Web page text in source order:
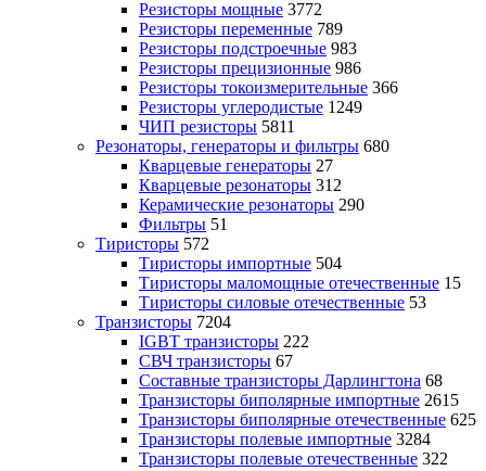
Резисторы мощные 3772
Резисторы переменные 789
Резисторы подстроечные 983
Резисторы прецизионные 986
Резисторы токоизмерительные 366
Резисторы углеродистые 1249
ЧИП резисторы 5811
Резонаторы, генераторы и фильтры 680
Кварцевые генераторы 27
Кварцевые резонаторы 312
Керамические резонаторы 290
Фильтры 51
Тиристоры 572
Тиристоры импортные 504
Тиристоры маломощные отечественные 15
Тиристоры силовые отечественные 53
Транзисторы 7204
IGBT транзисторы 222
СВЧ транзисторы 67
Составные транзисторы Дарлингтона 68
Транзисторы биполярные импортные 2615
Транзисторы биполярные отечественные 625
Транзисторы полевые импортные 3284
Транзисторы полевые отечественные 322